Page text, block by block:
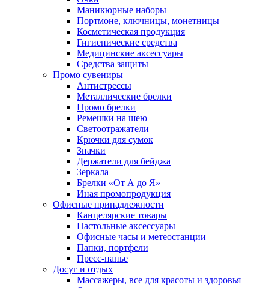
Маникюрные наборы
Портмоне, ключницы, монетницы
Косметическая продукция
Гигиенические средства
Медицинские аксессуары
Средства защиты
Промо сувениры
Антистрессы
Металлические брелки
Промо брелки
Ремешки на шею
Светоотражатели
Крючки для сумок
Значки
Держатели для бейджа
Зеркала
Брелки «От А до Я»
Иная промопродукция
Офисные принадлежности
Канцелярские товары
Настольные аксессуары
Офисные часы и метеостанции
Папки, портфели
Пресс-папье
Досуг и отдых
Массажеры, все для красоты и здоровья